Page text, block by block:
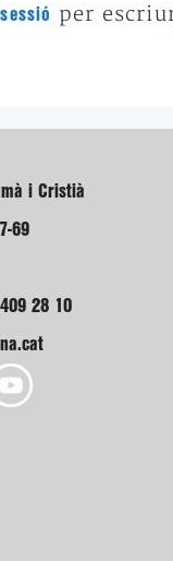
per
i Cristià
69
28 10